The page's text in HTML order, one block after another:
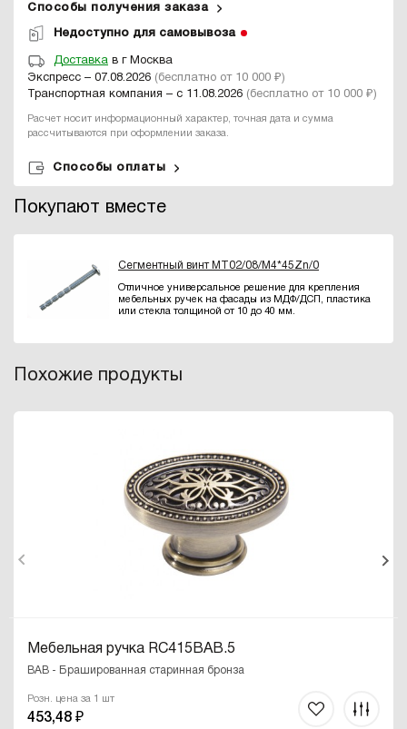
Способы получения заказа
Недоступно для самовывоза
Доставка в г Москва
Экспресс – 07.08.2026 (бесплатно от 10 000 ₽)
Транспортная компания – с 11.08.2026 (бесплатно от 10 000 ₽)
Расчет носит информационный характер, точная дата и сумма
рассчитываются при оформлении заказа.
Способы оплаты
Покупают вместе
Сегментный винт MT02/08/M4*45Zn/0
Отличное универсальное решение для крепления
мебельных ручек на фасады из МДФ/ДСП, пластика
или стекла толщиной от 10 до 40 мм.
Похожие продукты
Мебельная ручка RC415BAB.5
BAB - Брашированная старинная бронза
Розн. цена за 1 шт
453,48 ₽